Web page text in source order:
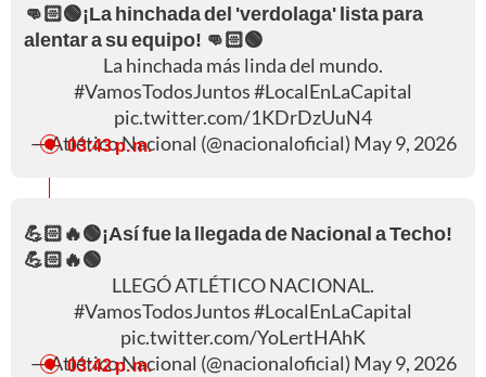
👊🏻🟢¡La hinchada del 'verdolaga' lista para
alentar a su equipo! 👊🏻🟢
La hinchada más linda del mundo.
#VamosTodosJuntos#LocalEnLaCapital
pic.twitter.com/1KDrDzUuN4
— Atlético Nacional (@nacionaloficial) May 9, 2026
03:43 p. m.
💪🏻🔥🟢¡Así fue la llegada de Nacional a Techo!
💪🏻🔥🟢
LLEGÓ ATLÉTICO NACIONAL.
#VamosTodosJuntos#LocalEnLaCapital
pic.twitter.com/YoLertHAhK
— Atlético Nacional (@nacionaloficial) May 9, 2026
03:42 p. m.